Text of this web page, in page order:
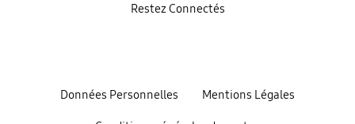
Données Personnelles Mentions Légales
Restez Connectés